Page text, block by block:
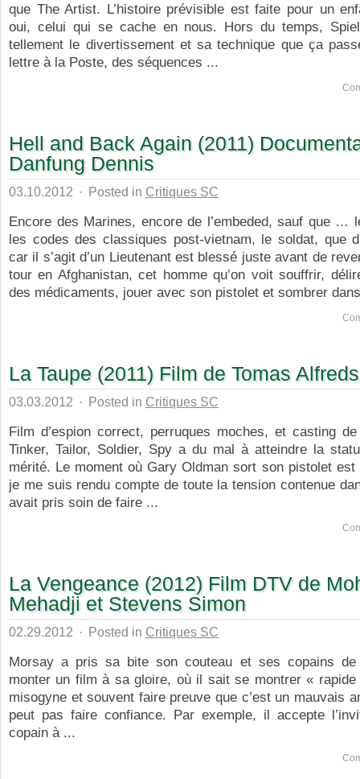
que The Artist. L’histoire prévisible est faite pour un
oui, celui qui se cache en nous. Hors du temps,
tellement le divertissement et sa technique que ça
lettre à la Poste, des séquences ...
Hell and Back Again (2011)
Danfung Dennis
03.10.2012 · Posted in Critiques SC
Encore des Marines, encore de l’embeded, sauf que …
les codes des classiques post-vietnam, le soldat, que
car il s’agit d’un Lieutenant est blessé juste avant de
tour en Afghanistan, cet homme qu’on voit souffrir,
des médicaments, jouer avec son pistolet et sombrer
La Taupe (2011) Film de Tomas
03.03.2012 · Posted in Critiques SC
Film d’espion correct, perruques moches, et casting
Tinker, Tailor, Soldier, Spy a du mal à atteindre la
mérité. Le moment où Gary Oldman sort son pistolet est
je me suis rendu compte de toute la tension contenue
avait pris soin de faire ...
La Vengeance (2012) Film DTV de
Mehadji et Stevens Simon
02.29.2012 · Posted in Critiques SC
Morsay a pris sa bite son couteau et ses copains de
monter un film à sa gloire, où il sait se montrer «
misogyne et souvent faire preuve que c’est un mauvais
peut pas faire confiance. Par exemple, il accepte
copain à ...